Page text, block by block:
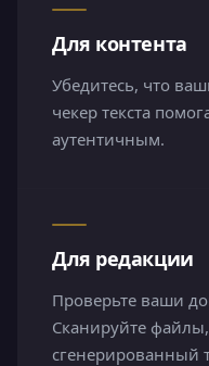
Для контента
Убедитесь, что
чекер текста
аутентичным.
Для редакции
Проверьте ваши
Сканируйте
сгенерированный